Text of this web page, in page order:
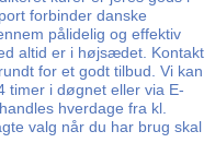
forbinder danske
pålidelig og effektiv
altid er i højsædet. Kontakt
for et godt tilbud. Vi kan
timer i døgnet eller via E-
hverdage fra kl.
valg når du har brug skal